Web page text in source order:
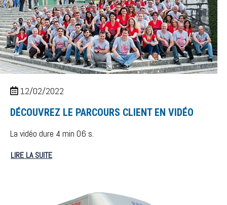
12/02/2022
DÉCOUVREZ LE PARCOURS CLIENT EN VIDÉO
La vidéo dure 4 min 06 s.
LIRE LA SUITE